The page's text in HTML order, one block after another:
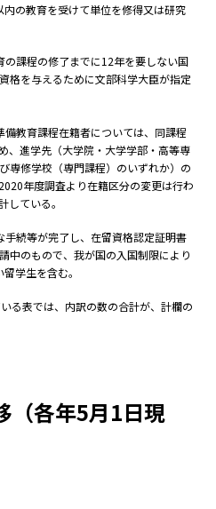
の教育を受けて単位を修得又は研究
課程の修了までに12年を要しない国
格を与えるために文部科学大臣が指定
教育課程在籍者については、同課程
、進学先（大学院・大学学部・高等専
専修学校（専門課程）のいずれか）の
2020年度調査より在籍区分の変更は行わ
している。
続等が完了し、在留資格認定証明書
中のもので、我が国の入国制限により
学生を含む。
る表では、内訳の数の合計が、計欄の
（各年5月1日現